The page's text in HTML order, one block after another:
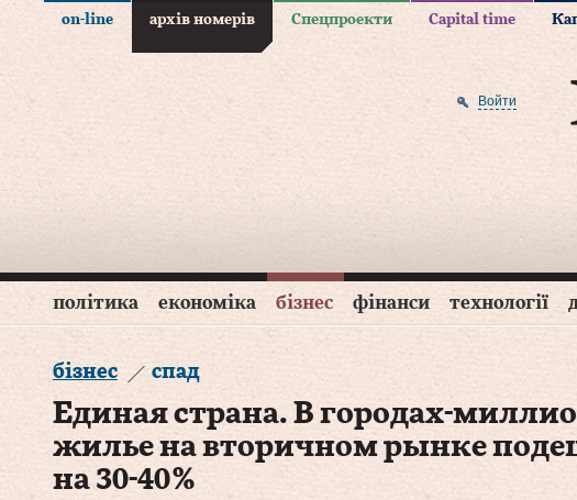
on-line архів номерів Спецпроекти Capital time
Войти
політика економіка бізнес фінанси технології
бізнес спад
Единая страна. В городах-
жилье на вторичном рынке
на 30‑40 %